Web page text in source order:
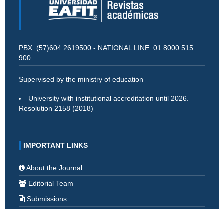
PBX: (57)604 2619500 - NATIONAL LINE: 01 8000 515
900
Supervised by the ministry of education
University with institutional accreditation until 2026.
Resolution 2158 (2018)
IMPORTANT LINKS
About the Journal
Editorial Team
Submissions